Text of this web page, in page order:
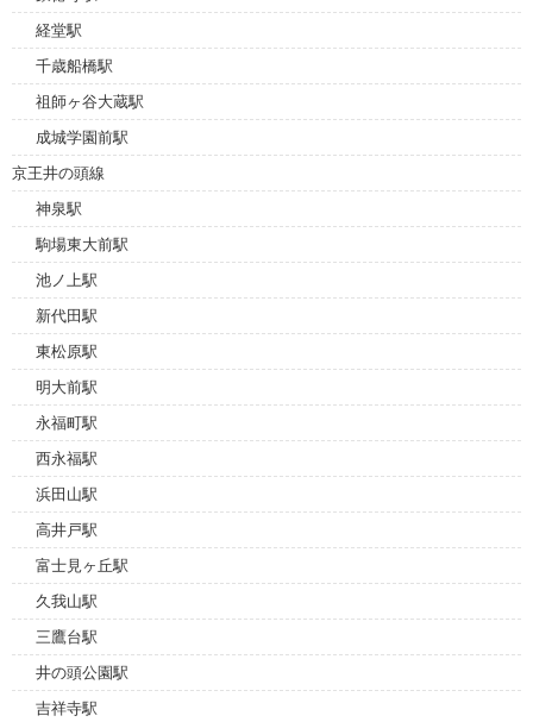
経堂駅
千歳船橋駅
祖師ヶ谷大蔵駅
成城学園前駅
京王井の頭線
神泉駅
駒場東大前駅
池ノ上駅
新代田駅
東松原駅
明大前駅
永福町駅
西永福駅
浜田山駅
高井戸駅
富士見ヶ丘駅
久我山駅
三鷹台駅
井の頭公園駅
吉祥寺駅